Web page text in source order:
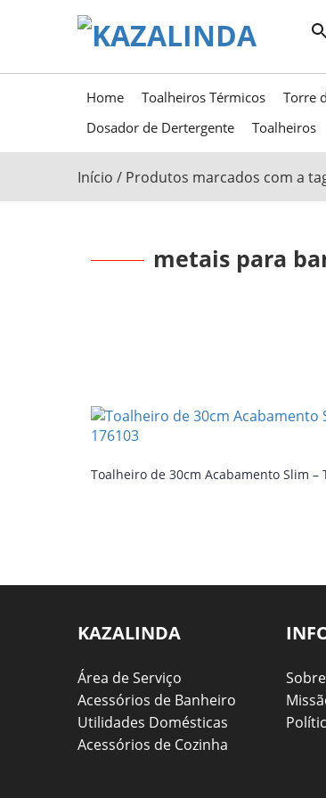
Home Toalheiros Térmicos Torre
Dosador de Dertergente
Toalheiros
Início / Produtos marcados com a
metais para
Toalheiro de 30cm Acabamento Slim –
KAZALINDA
Área de Serviço
Acessórios de Banheiro
Utilidades Domésticas
Acessórios de Cozinha